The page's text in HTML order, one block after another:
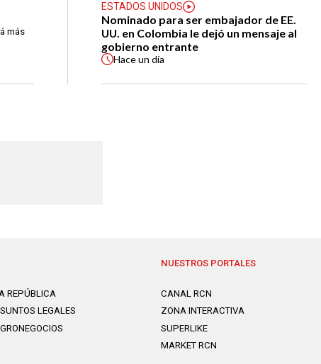
más
ESTADOS UNIDOS
Nominado para ser embajador de EE.
UU. en Colombia le dejó un mensaje al
gobierno entrante
Haceun día
REPÚBLICA
LEGALES
NUESTROS PORTALES
CANAL RCN
ZONA INTERACTIVA
SUPERLIKE
MARKET RCN